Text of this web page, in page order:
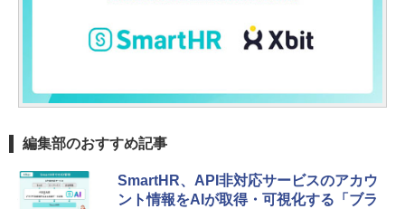
編集部のおすすめ記事
SmartHR、API非対応サービスのアカウ
ント情報をAIが取得・可視化する「ブラ